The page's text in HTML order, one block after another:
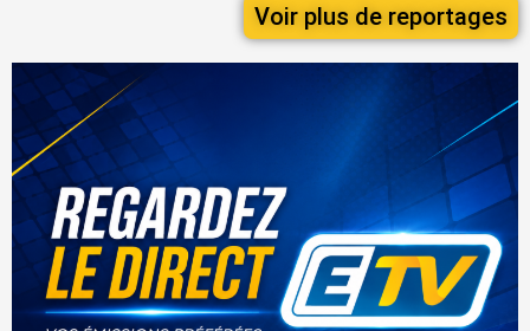
Voir plus de reportages